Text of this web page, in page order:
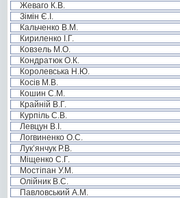
Жеваго К.В.
Зімін Є.І.
Кальченко В.М.
Кириленко І.Г.
Ковзель М.О.
Кондратюк О.К.
Королевська Н.Ю.
Косів М.В.
Кошин С.М.
Крайній В.Г.
Курпіль С.В.
Левцун В.І.
Логвиненко О.С.
Лук’янчук Р.В.
Міщенко С.Г.
Мостіпан У.М.
Олійник В.С.
Павловський А.М.